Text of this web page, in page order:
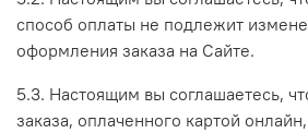
способ оплаты не подлежит
оформления заказа на Сайте.
5.3. Настоящим вы соглашаетесь,
заказа, оплаченного картой